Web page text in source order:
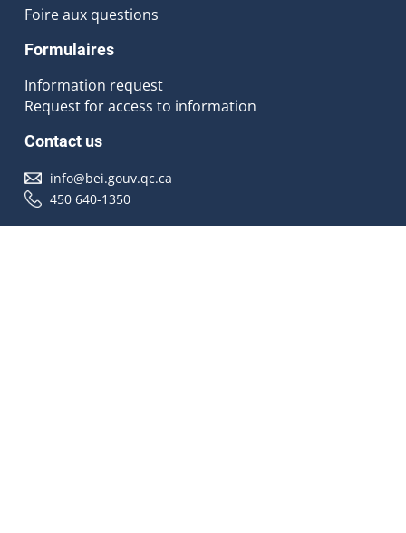
Foire aux questions
Formulaires
Information request
Request for access to information
Contact us
info@bei.gouv.qc.ca
450 640-1350